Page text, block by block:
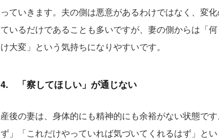
っていきます。夫の側は悪意があるわけではなく、変
ているだけであることも多いですが、妻の側からは「
け大変」という気持ちになりやすいです。
4. 「察してほしい」が通じない
産後の妻は、身体的にも精神的にも余裕がない状態で
ず」「これだけやっていれば気づいてくれるはず」と